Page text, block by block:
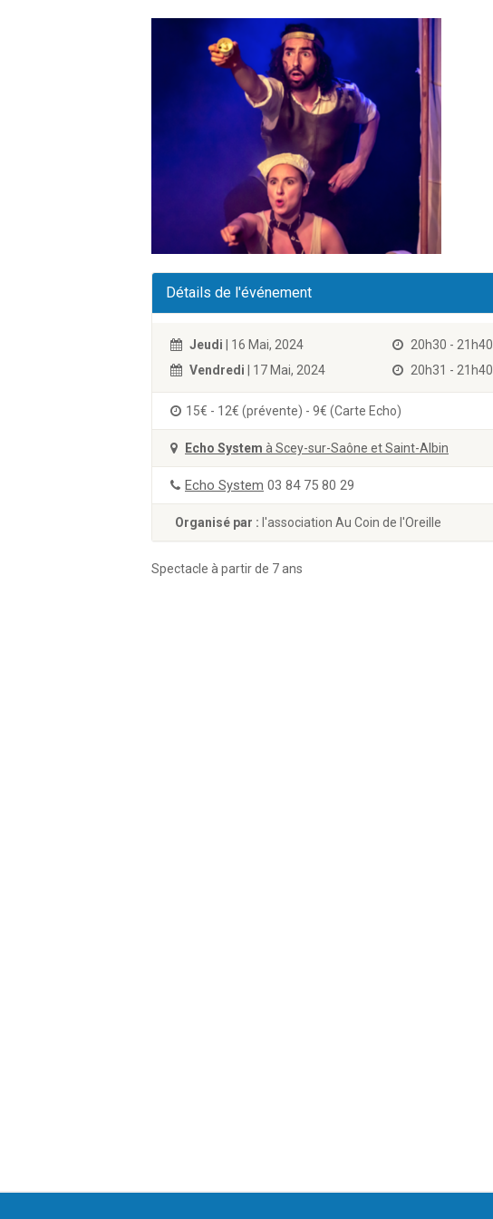
Détails de l'événement
Jeudi | 16 Mai, 2024
20h30 - 21h40
Vendredi | 17 Mai, 2024 20h31 - 21h40
15€ - 12€ (prévente) - 9€ (Carte Echo)
Echo System à Scey-sur-Saône et Saint-Albin
Echo System 03 84 75 80 29
Organisé par : l'association Au Coin de l'Oreille
Spectacle à partir de 7 ans